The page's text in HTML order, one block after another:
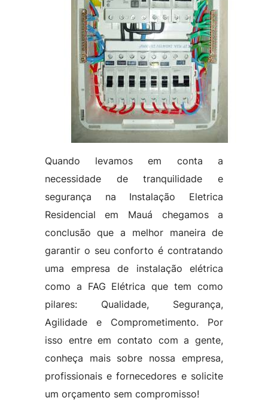
Quando levamos em conta a
necessidade de tranquilidade e
segurança na Instalação Eletrica
Residencial em Mauá chegamos a
conclusão que a melhor maneira de
garantir o seu conforto é contratando
uma empresa de instalação elétrica
como a FAG Elétrica que tem como
pilares: Qualidade, Segurança,
Agilidade e Comprometimento. Por
isso entre em contato com a gente,
conheça mais sobre nossa empresa,
profissionais e fornecedores e solicite
um orçamento sem compromisso!